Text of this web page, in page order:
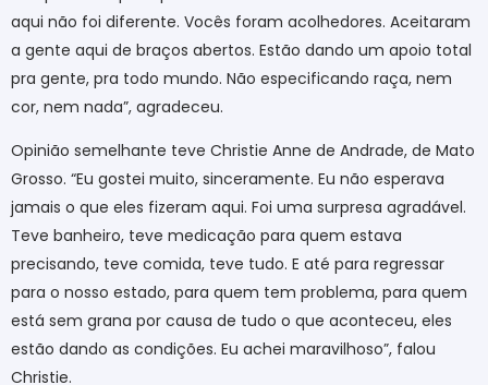
aqui não foi diferente. Vocês foram acolhedores. Aceitaram
a gente aqui de braços abertos. Estão dando um apoio total
pra gente, pra todo mundo. Não especificando raça, nem
cor, nem nada”, agradeceu.
Opinião semelhante teve Christie Anne de Andrade, de Mato
Grosso. “Eu gostei muito, sinceramente. Eu não esperava
jamais o que eles fizeram aqui. Foi uma surpresa agradável.
Teve banheiro, teve medicação para quem estava
precisando, teve comida, teve tudo. E até para regressar
para o nosso estado, para quem tem problema, para quem
está sem grana por causa de tudo o que aconteceu, eles
estão dando as condições. Eu achei maravilhoso”, falou
Christie.